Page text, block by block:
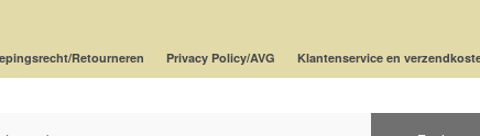
Retourneren Privacy Policy/AVG Klantenservice en